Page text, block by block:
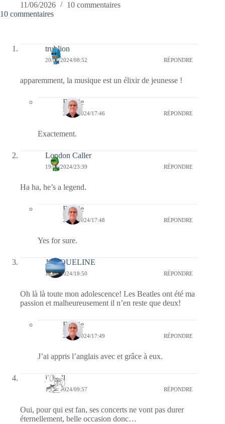
11/06/2026
10 commentaires
10 commentaires
trublion
20/06/2024/08:52 RÉPONDRE
apparemment, la musique est un élixir de jeunesse !
Bernie
20/06/2024/17:46 RÉPONDRE
Exactement.
London Caller
19/06/2024/23:39 RÉPONDRE
Ha ha, he’s a legend.
Bernie
20/06/2024/17:48 RÉPONDRE
Yes for sure.
JACQUELINE
19/06/2024/18:50 RÉPONDRE
Oh là là toute mon adolescence! Les Beatles ont été ma
passion et malheureusement il n’en reste que deux!
Bernie
20/06/2024/17:49 RÉPONDRE
J’ai appris l’anglais avec et grâce à eux.
jill bill
19/06/2024/09:57 RÉPONDRE
Oui, pour qui est fan, ses concerts ne vont pas durer
éternellement, belle occasion donc…